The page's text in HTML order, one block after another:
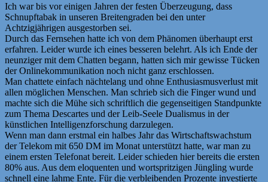
Ich war bis vor einigen Jahren der festen Überzeugung, dass
Schnupftabak in unseren Breitengraden bei den unter
Achtzigjährigen ausgestorben sei.
Durch das Fernsehen hatte ich von dem Phänomen überhaupt erst
erfahren. Leider wurde ich eines besseren belehrt. Als ich Ende der
neunziger mit dem Chatten begann, hatten sich mir gewisse Tücken
der Onlinekommunikation noch nicht ganz erschlossen.
Man chattete einfach nächtelang und ohne Enthusiasmusverlust mit
allen möglichen Menschen. Man schrieb sich die Finger wund und
machte sich die Mühe sich schriftlich die gegenseitigen Standpunkte
zum Thema Descartes und der Leib-Seele Dualismus in der
künstlichen Intelligenzforschung darzulegen.
Wenn man dann erstmal ein halbes Jahr das Wirtschaftswachstum
der Telekom mit 650 DM im Monat unterstützt hatte, war man zu
einem ersten Telefonat bereit. Leider schieden hier bereits die ersten
80% aus. Aus dem eloquenten und wortspritzigen Jüngling wurde
schnell eine lahme Ente. Für die verbleibenden Prozente investierte